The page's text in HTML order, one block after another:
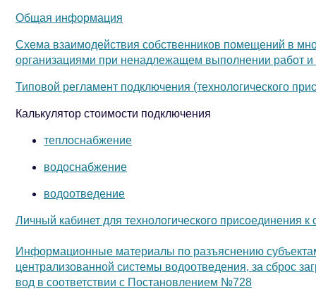
Общая информация
Схема взаимодействия собственников помещений в
организациями при ненадлежащем выполнении работ и
Типовой регламент подключения (технологического
Калькулятор стоимости подключения
теплоснабжение
водоснабжение
водоотведение
Личный кабинет для технологического присоединения к
Информационные материалы по разъяснению
централизованной системы водоотведения, за сброс
вод в соответствии с Постановлением №728